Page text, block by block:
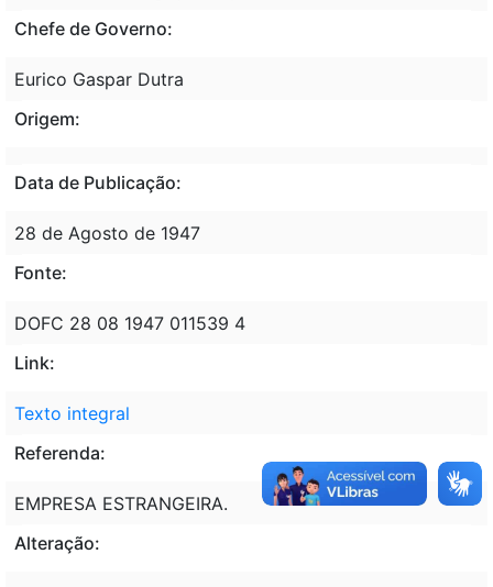
Chefe de Governo:
Eurico Gaspar Dutra
Origem:
Data de Publicação:
28 de Agosto de 1947
Fonte:
DOFC 28 08 1947 011539 4
Link:
Texto integral
Referenda:
EMPRESA ESTRANGEIRA.
Alteração: